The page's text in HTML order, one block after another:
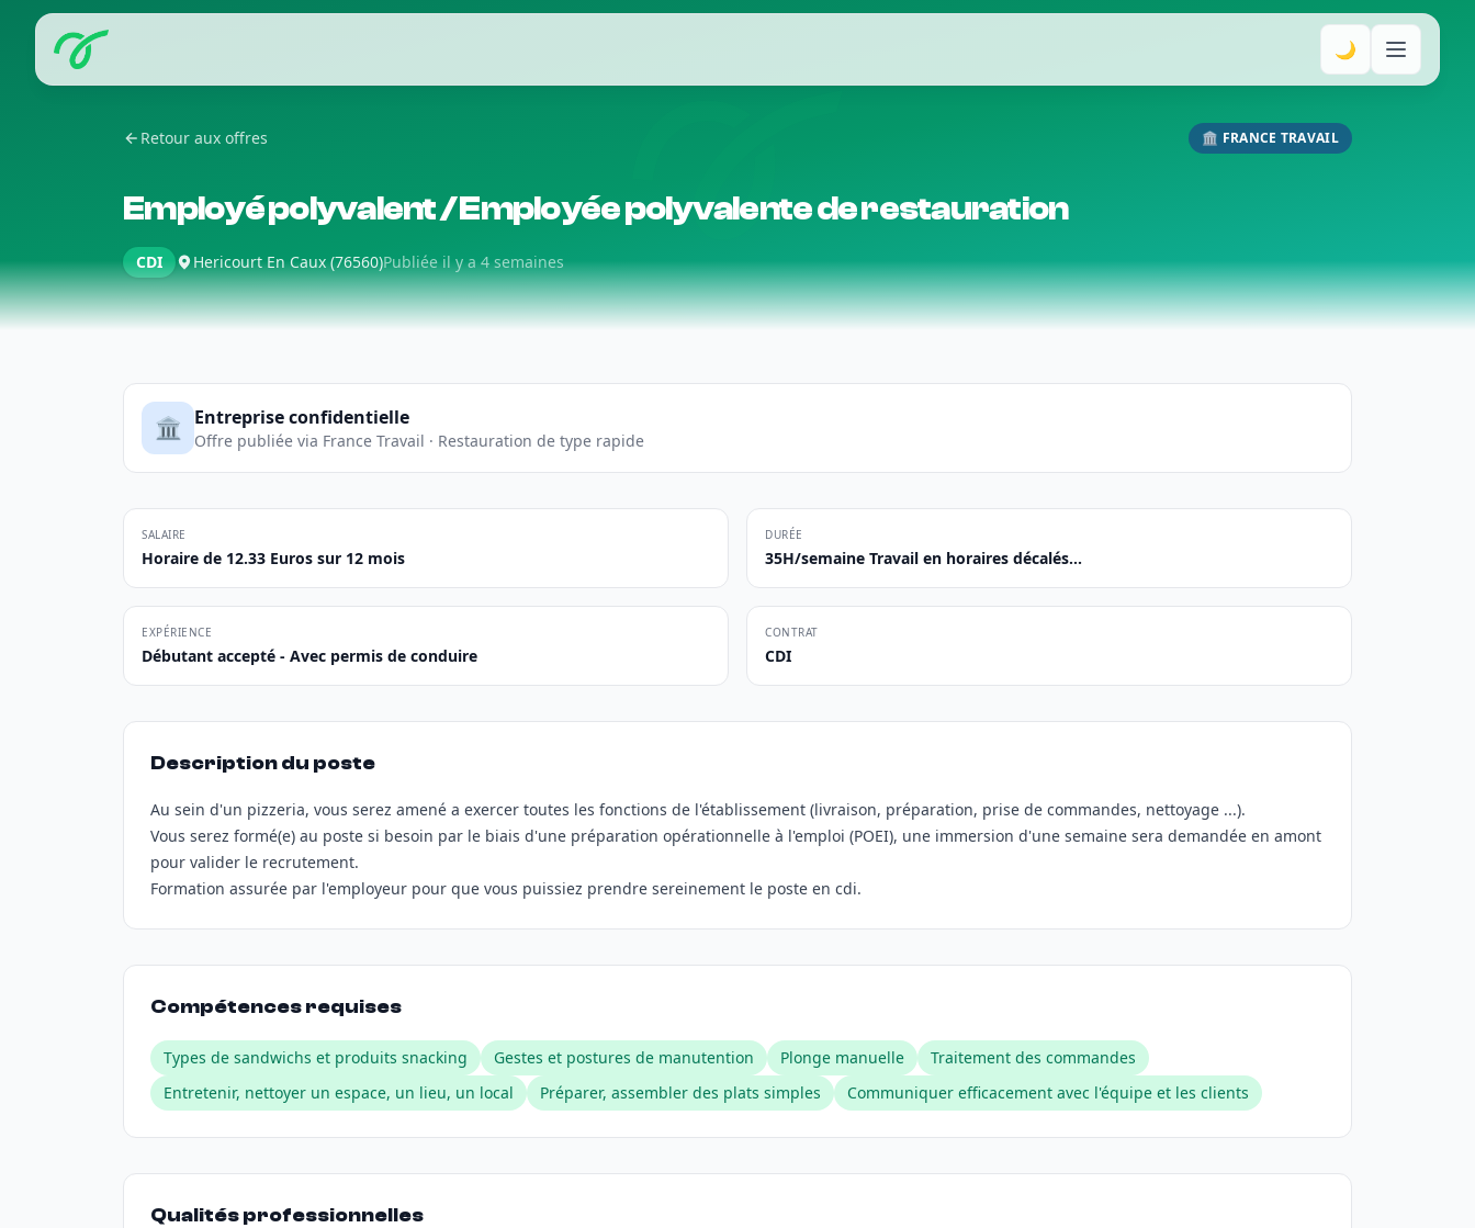
🌙
Retour aux offres 🏛️ FRANCE TRAVAIL
Employé polyvalent / Employée polyvalente de restauration
CDI Hericourt En Caux (76560)Publiée il y a 4 semaines
🏛️ Entreprise confidentielle
Offre publiée via France Travail · Restauration de type rapide
SALAIRE
Horaire de 12.33 Euros sur 12 mois
DURÉE
35H/semaine Travail en horaires décalés...
EXPÉRIENCE
Débutant accepté - Avec permis de conduire
CONTRAT
CDI
Description du poste
Au sein d'un pizzeria, vous serez amené a exercer toutes les fonctions de l'établissement (livraison, préparation, prise de commandes, nettoyage ...).
Vous serez formé(e) au poste si besoin par le biais d'une préparation opérationnelle à l'emploi (POEI), une immersion d'une semaine sera demandée en amont
pour valider le recrutement.
Formation assurée par l'employeur pour que vous puissiez prendre sereinement le poste en cdi.
Compétences requises
Types de sandwichs et produits snacking Gestes et postures de manutention Plonge manuelle
Traitement des commandes
Entretenir, nettoyer un espace, un lieu, un local
Préparer, assembler des plats simples Communiquer efficacement avec l'équipe et les clients
Qualités professionnelles